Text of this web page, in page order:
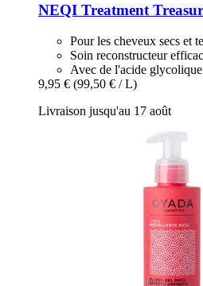
NEQI Treatment
Pour les cheveux secs et
Soin reconstructeur
Avec de l'acide
9,95 € (99,50 € / L)
Livraison jusqu'au 17 août